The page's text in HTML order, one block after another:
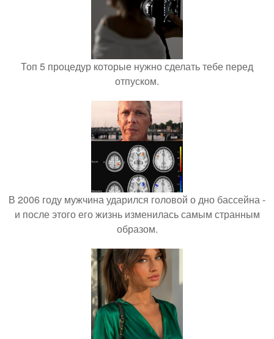
Топ 5 процедур которые нужно сделать тебе перед
отпуском.
В 2006 году мужчина ударился головой о дно бассейна -
и после этого его жизнь изменилась самым странным
образом.